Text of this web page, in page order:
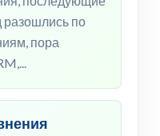
разошлись по
пора